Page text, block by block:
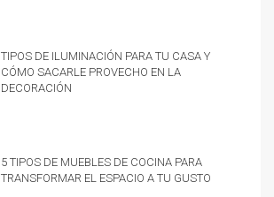
Tipos de iluminación para tu casa y
cómo sacarle provecho en la
decoración
5 tipos de muebles de cocina para
transformar el espacio a tu gusto